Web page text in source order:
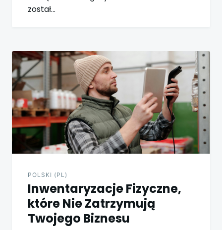
został…
POLSKI (PL)
Inwentaryzacje Fizyczne,
które Nie Zatrzymują
Twojego Biznesu